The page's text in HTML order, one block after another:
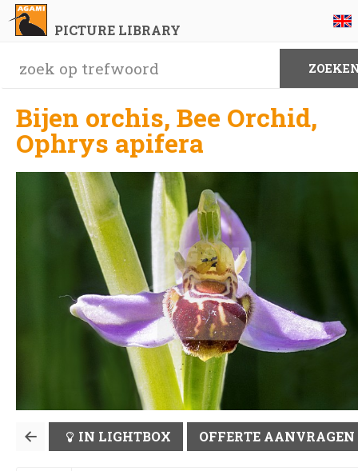
PICTURE LIBRARY
Bijen orchis, Bee Orchid,
Ophrys apifera
IN LIGHTBOX OFFERTE AANVRAGEN